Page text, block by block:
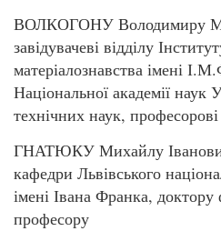
ВОЛКОГОНУ Володимиру
завідувачеві відділу
матеріалознавства імені
Національної академії наук
технічних наук, професорові
ГНАТЮКУ Михайлу
кафедри Львівського
імені Івана Франка, доктору
професору